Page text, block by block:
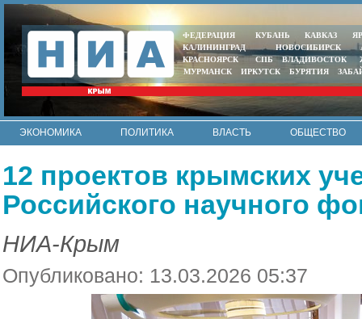
ФЕДЕРАЦИЯ КУБАНЬ КАВКАЗ
КАЛИНИНГРАД
НОВОСИБИРСК
КРАСНОЯРСК
СПБ ВЛАДИВОСТОК
МУРМАНСК
ИРКУТСК БУРЯТИЯ
ЭКОНОМИКА ПОЛИТИКА ВЛАСТЬ
ОБЩЕСТВО
12 проектов крымских
Российского научного
НИА-Крым
Опубликовано: 13.03.2026 05:37